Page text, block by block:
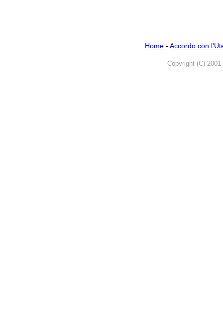
Home - Accordo con
Copyright (C)